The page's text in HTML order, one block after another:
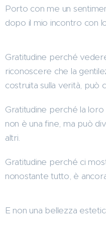
Porto con me un
dopo il mio incontro con
Gratitudine perché
riconoscere che la
costruita sulla verità, può
Gratitudine perché la
non è una fine, ma può
altri.
Gratitudine perché ci
nonostante tutto, è
E non una bellezza